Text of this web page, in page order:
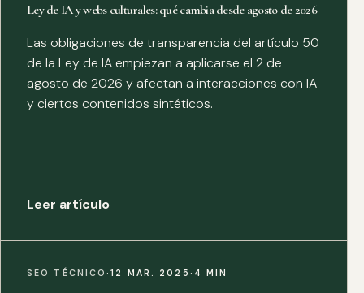
Ley de IA y webs culturales: qué cambia desde agosto de 2026
Las obligaciones de transparencia del artículo 50
de la Ley de IA empiezan a aplicarse el 2 de
agosto de 2026 y afectan a interacciones con IA
y ciertos contenidos sintéticos.
Leer artículo
SEO TÉCNICO·12 MAR. 2025 · 4 MIN